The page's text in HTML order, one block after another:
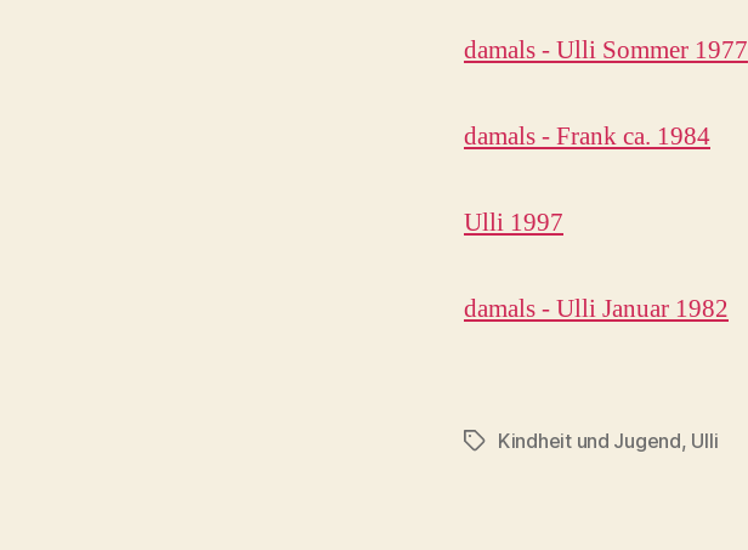
damals - Ulli Sommer 1977
damals - Frank ca. 1984
Ulli 1997
damals - Ulli Januar 1982
Schlagwörter
Kindheit und Jugend, Ulli